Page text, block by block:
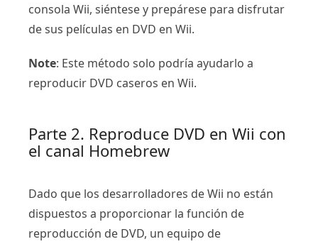
consola Wii, siéntese y prepárese para disfrutar
de sus películas en DVD en Wii.
Note: Este método solo podría ayudarlo a
reproducir DVD caseros en Wii.
Parte 2. Reproduce DVD en Wii con
el canal Homebrew
Dado que los desarrolladores de Wii no están
dispuestos a proporcionar la función de
reproducción de DVD, un equipo de